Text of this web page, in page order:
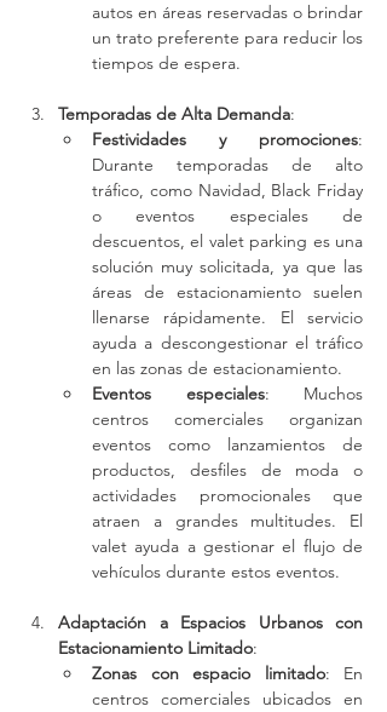
autos en áreas reservadas o brindar
un trato preferente para reducir los
tiempos de espera.
Temporadas de Alta Demanda:
Festividades y promociones:
Durante temporadas de alto
tráfico, como Navidad, Black Friday
o eventos especiales de
descuentos, el valet parking es una
solución muy solicitada, ya que las
áreas de estacionamiento suelen
llenarse rápidamente. El servicio
ayuda a descongestionar el tráfico
en las zonas de estacionamiento.
Eventos especiales: Muchos
centros comerciales organizan
eventos como lanzamientos de
productos, desfiles de moda o
actividades promocionales que
atraen a grandes multitudes. El
valet ayuda a gestionar el flujo de
vehículos durante estos eventos.
Adaptación a Espacios Urbanos con
Estacionamiento Limitado:
Zonas con espacio limitado: En
centros comerciales ubicados en